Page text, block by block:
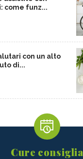
come funz...
con un alto
di...
Cure consiglia